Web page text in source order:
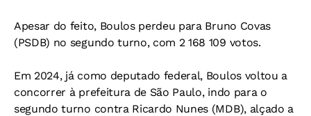
Apesar do feito, Boulos perdeu para Bruno Covas
(PSDB) no segundo turno, com 2 168 109 votos.
Em 2024, já como deputado federal, Boulos voltou a
concorrer à prefeitura de São Paulo, indo para o
segundo turno contra Ricardo Nunes (MDB), alçado a